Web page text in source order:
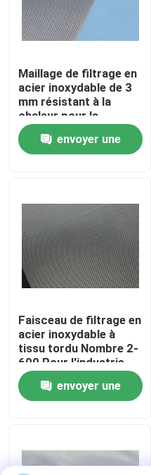
À la maison
Produits
Le spectacle VR
Visite de l'usine
Contrôle de la qualité
Nous contacter
Nouvelles
Fil tissé Mesh Screen
Maillage de filtrage en
acier inoxydable de 3
mm résistant à la
chaleur pour la
filtration à haute
température dans
l'industrie
envoyer une
Faisceau de filtrage en
acier inoxydable à
tissu tordu Nombre 2-
600 Pour l'industrie
envoyer une